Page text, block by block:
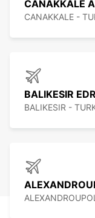
CANAKKALE
CANAKKALE -
BALIKESIR
BALIKESIR -